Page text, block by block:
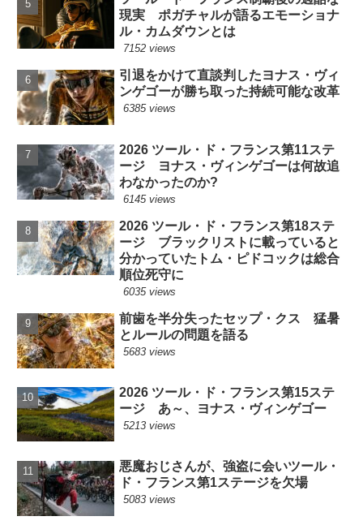
現実 ポガチャルが語るエモーショナ
ル・カムダウンとは
7152 views
引退をかけて直談判したヨナス・ヴィ
ンゲゴーが勝ち取った持続可能な改革
6385 views
2026 ツール・ド・フランス第11ステ
ージ ヨナス・ヴィンゲゴーは何故追
わなかったのか?
6145 views
2026 ツール・ド・フランス第18ステ
ージ ブラックリストに載っていると
分かっていたトム・ピドコックは総合
順位死守に
6035 views
前歯を半分失ったセップ・クス 猛暑
とルールの問題を語る
5683 views
2026 ツール・ド・フランス第15ステ
ージ あ～、ヨナス・ヴィンゲゴー
5213 views
悪魔おじさんが、強盗に会いツール・
ド・フランス第1ステージを欠場
5083 views